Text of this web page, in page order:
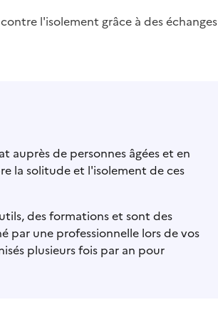
l'isolement grâce à des échanges
auprès de personnes âgées et en
la solitude et l'isolement de ces
des formations et sont des
par une professionnelle lors de vos
plusieurs fois par an pour